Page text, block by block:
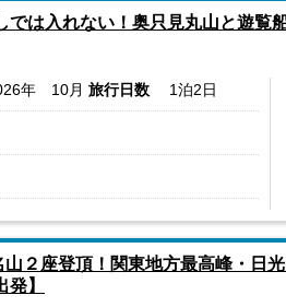
では入れない！奥只見丸山と遊覧
年 10月 旅行日数 1泊2日
山２座登頂！関東地方最高峰・日
】